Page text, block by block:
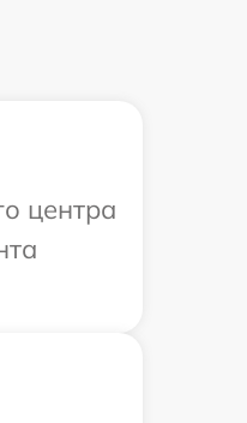
центра